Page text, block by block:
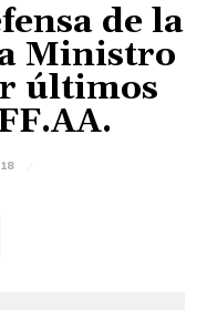
de la
Ministro
últimos